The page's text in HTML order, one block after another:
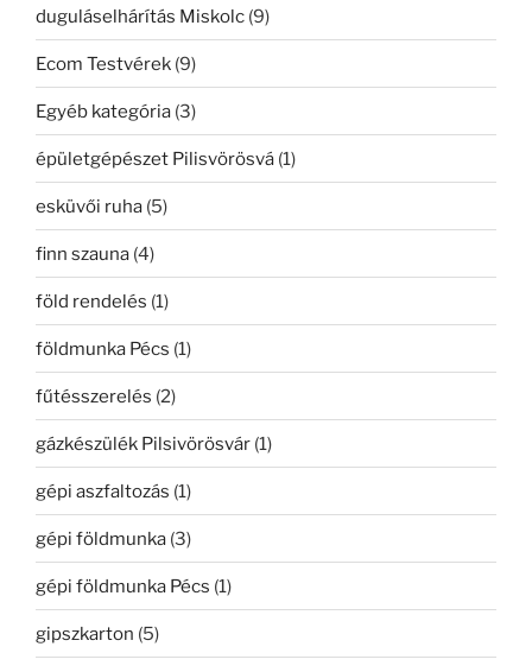
duguláselhárítás Miskolc (9)
Ecom Testvérek (9)
Egyéb kategória (3)
épületgépészet Pilisvörösvá (1)
esküvői ruha (5)
finn szauna (4)
föld rendelés (1)
földmunka Pécs (1)
fűtésszerelés (2)
gázkészülék Pilsivörösvár (1)
gépi aszfaltozás (1)
gépi földmunka (3)
gépi földmunka Pécs (1)
gipszkarton (5)